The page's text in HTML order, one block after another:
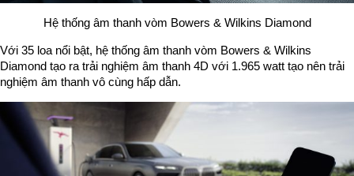
Hệ thống âm thanh vòm Bowers & Wilkins Diamond
Với 35 loa nổi bật, hệ thống âm thanh vòm Bowers & Wilkins
Diamond tạo ra trải nghiệm âm thanh 4D với 1.965 watt tạo nên trải
nghiệm âm thanh vô cùng hấp dẫn.